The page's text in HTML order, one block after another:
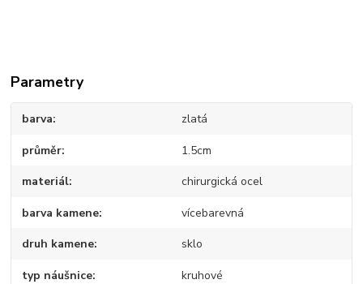
Parametry
barva zlatá
průměr 1.5cm
materiál chirurgická ocel
barva kamene vícebarevná
druh kamene sklo
typ náušnice kruhové